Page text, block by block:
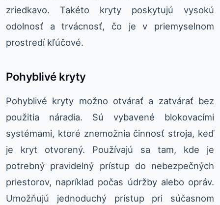
zriedkavo. Takéto kryty poskytujú vysokú
odolnosť a trvácnosť, čo je v priemyselnom
prostredí kľúčové.
Pohyblivé kryty
Pohyblivé kryty možno otvárať a zatvárať bez
použitia náradia. Sú vybavené blokovacími
systémami, ktoré znemožnia činnosť stroja, keď
je kryt otvorený. Používajú sa tam, kde je
potrebný pravidelný prístup do nebezpečných
priestorov, napríklad počas údržby alebo opráv.
Umožňujú jednoduchý prístup pri súčasnom